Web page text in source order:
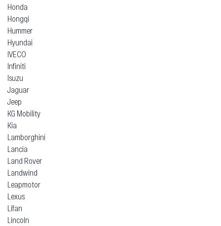
Honda
Hongqi
Hummer
Hyundai
IVECO
Infiniti
Isuzu
Jaguar
Jeep
KG Mobility
Kia
Lamborghini
Lancia
Land Rover
Landwind
Leapmotor
Lexus
Lifan
Lincoln